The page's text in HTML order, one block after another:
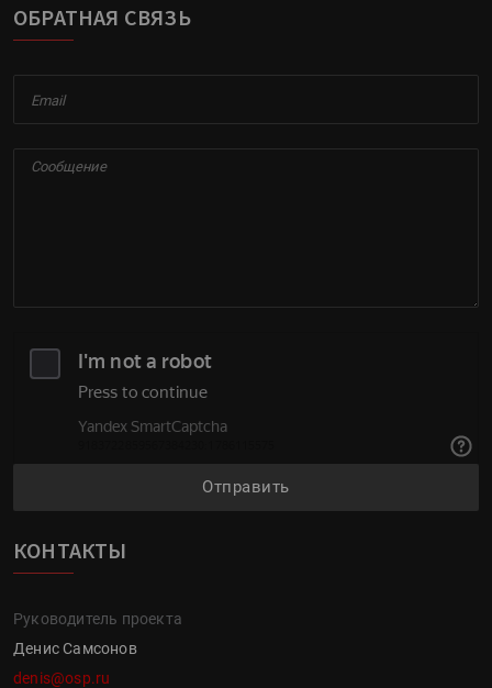
ОБРАТНАЯ СВЯЗЬ
Отправить
КОНТАКТЫ
Руководитель проекта
Денис Самсонов
denis@osp.ru